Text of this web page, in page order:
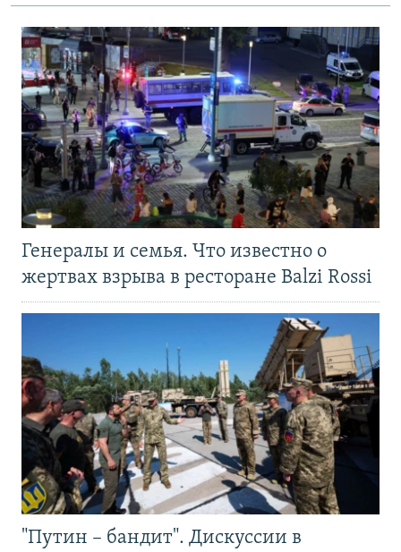
Генералы и семья. Что известно о
жертвах взрыва в ресторане Balzi Rossi
"Путин – бандит". Дискуссии в